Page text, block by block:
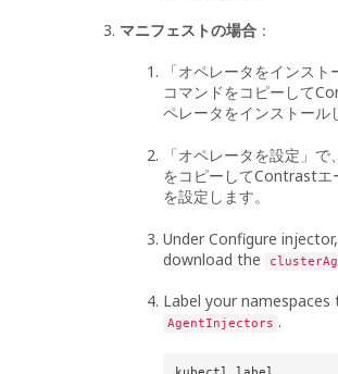
マニフェストの場合 ：
「オペレータをインス
コマンドをコピーして
ペレータをインストール
「オペレータを設定」
をコピーしてContrastエ
を設定します。
Under Configure
download the
Label your namespaces
AgentInjectors .